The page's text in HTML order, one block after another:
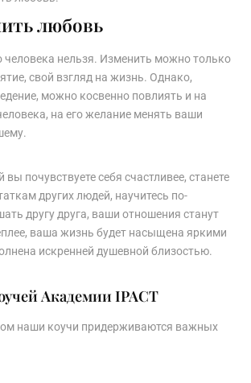
любовь
человека нельзя. Изменить можно только
свой взгляд на жизнь. Однако,
можно косвенно повлиять и на
на его желание менять ваши
вы почувствуете себя счастливее, станете
других людей, научитесь по-
другу друга, ваши отношения станут
ваша жизнь будет насыщена яркими
искренней душевной близостью.
Академии IPACT
наши коучи придерживаются важных